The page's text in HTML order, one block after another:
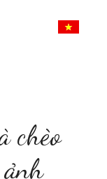
chèo